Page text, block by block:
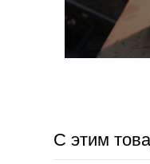
С этим